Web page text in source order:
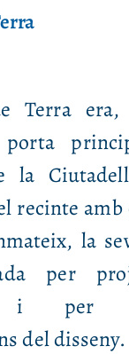
Terra
la
recinte
la
per
i per
del disseny.